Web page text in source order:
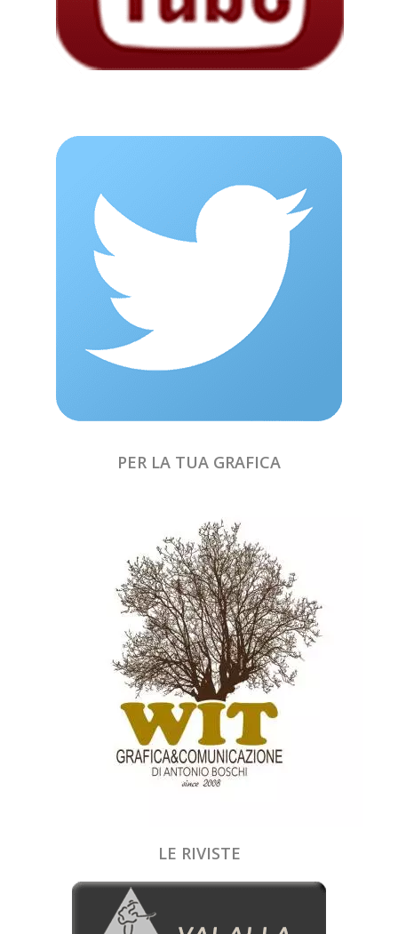
PER LA TUA GRAFICA
LE RIVISTE